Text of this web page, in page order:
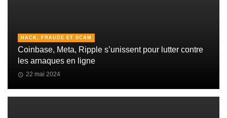
HACK, FRAUDE ET SCAM
Coinbase, Meta, Ripple s’unissent pour lutter contre
les arnaques en ligne
22 mai 2024